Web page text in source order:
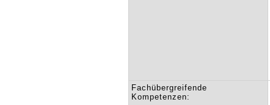
Fachübergreifende
Kompetenzen: